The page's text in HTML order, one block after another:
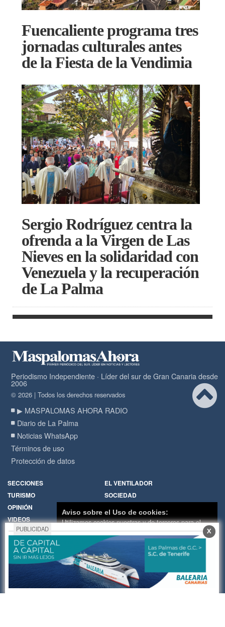
Fuencaliente programa tres
jornadas culturales antes
de la Fiesta de la Vendimia
Sergio Rodríguez centra la
ofrenda a la Virgen de Las
Nieves en la solidaridad con
Venezuela y la recuperación
de La Palma
Periodismo Independiente · Líder del sur de Gran Canaria desde
2006
© 2026 | Todos los derechos reservados
▶ MASPALOMAS AHORA RADIO
Diario de La Palma
Noticias WhatsApp
Términos de uso
Protección de datos
SECCIONES
EL VENTILADOR
TURISMO
SOCIEDAD
OPINIÓN
VIDEOS
RADIO
Política de Cookies
Hemeroteca
Encuestas
Cartas de los lectores
Fotos de los lectores
Galerías de imágenes
Temas de actualidad
Principios Editoriales
Nosotros
Publicidad
PUBLICIDAD X
Aviso sobre el Uso de cookies:
Utilizamos cookies nuestras y de terceros para el
funcionamiento del digital. Puedes consultar la lista
de cookies y como desconectarlas.Ver nuestra
Política de Privacidad y Cookies
Aceptar Cookies
Personalizar